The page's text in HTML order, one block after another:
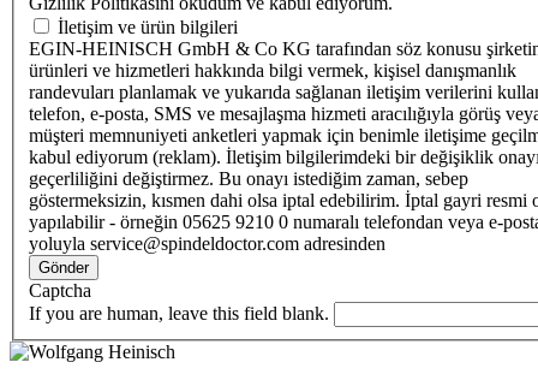
İletişim ve ürün bilgileri
EGIN-HEINISCH GmbH & Co KG tarafından söz konusu
ürünleri ve hizmetleri hakkında bilgi vermek, kişisel danışmanlık
randevuları planlamak ve yukarıda sağlanan iletişim verilerini
telefon, e-posta, SMS ve mesajlaşma hizmeti aracılığıyla görüş
müşteri memnuniyeti anketleri yapmak için benimle iletişime
kabul ediyorum (reklam). İletişim bilgilerimdeki bir değişiklik
geçerliliğini değiştirmez. Bu onayı istediğim zaman, sebep
göstermeksizin, kısmen dahi olsa iptal edebilirim. İptal gayri resmi
yapılabilir - örneğin 05625 9210 0 numaralı telefondan veya e-
yoluyla service@spindeldoctor.com adresinden
Gönder
Captcha
If you are human, leave this field blank.